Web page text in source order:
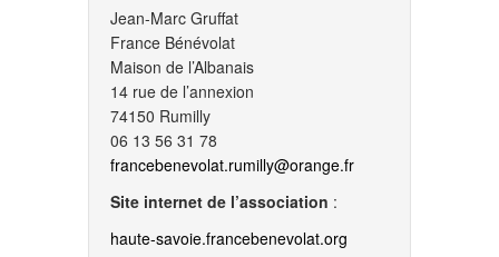
Jean-Marc Gruffat
France Bénévolat
Maison de l’Albanais
14 rue de l’annexion
74150 Rumilly
06 13 56 31 78
francebenevolat.rumilly@orange.fr
Site internet de l’association :
haute-savoie.francebenevolat.org